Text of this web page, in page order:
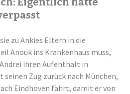
zu Ankies Eltern in die
Anouk ins Krankenhaus muss,
ihren Aufenthalt in
seinen Zug zurück nach München,
Eindhoven fährt, damit er von